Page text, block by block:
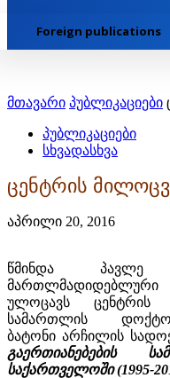
Foreign publications
მთავარი პუბლიკაციები
პუბლიკაციები
სხვადასხვა
ცენტრის
აპრილი 20, 2016
წმინდა პავლე
ულოცავს
სამართლის
ბატონი არჩილის
გაერთიანებების
საქართველოში (1995-